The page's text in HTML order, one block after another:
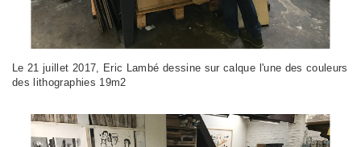
Le 21 juillet 2017, Eric Lambé dessine sur calque l'une des couleurs
des lithographies 19m2